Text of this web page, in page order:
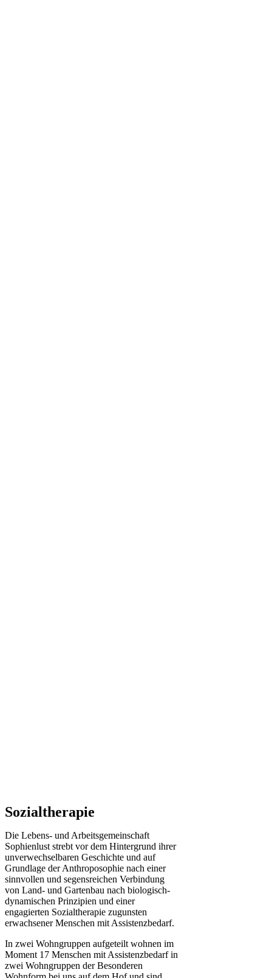
Sozialtherapie
Die Lebens- und Arbeitsgemeinschaft
Sophienlust strebt vor dem Hintergrund ihrer
unverwechselbaren Geschichte und auf
Grundlage der Anthroposophie nach einer
sinnvollen und segensreichen Verbindung
von Land- und Gartenbau nach biologisch-
dynamischen Prinzipien und einer
engagierten Sozialtherapie zugunsten
erwachsener Menschen mit Assistenzbedarf.
In zwei Wohngruppen aufgeteilt wohnen im
Moment 17 Menschen mit Assistenzbedarf in
zwei Wohngruppen der Besonderen